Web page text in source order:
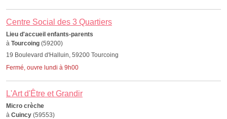
Centre Social des 3 Quartiers
Lieu d'accueil enfants-parents
à Tourcoing (59200)
19 Boulevard d'Halluin, 59200 Tourcoing
Fermé, ouvre lundi à 9h00
L'Art d'Être et Grandir
Micro crèche
à Cuincy (59553)